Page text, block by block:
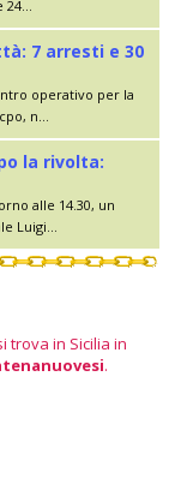
7 arresti e 30
operativo per la
n...
la rivolta:
alle 14.30, un
Luigi...
trova in Sicilia in
.